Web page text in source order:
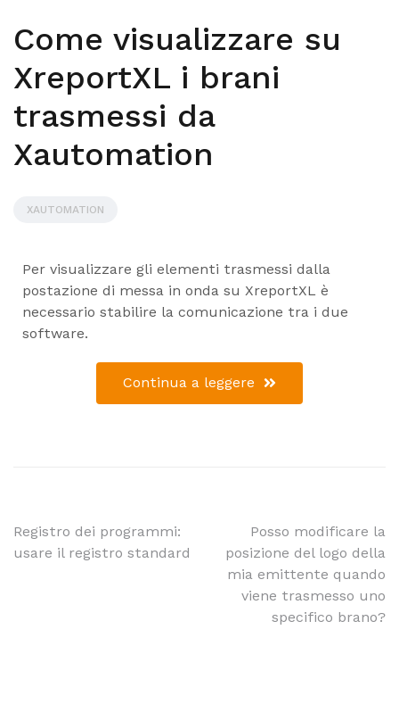
Come visualizzare su
XreportXL i brani
trasmessi da
Xautomation
XAUTOMATION
Per visualizzare gli elementi trasmessi dalla
postazione di messa in onda su XreportXL è
necessario stabilire la comunicazione tra i due
software.
Continua a leggere
Registro dei programmi:
usare il registro standard
Posso modificare la
posizione del logo della
mia emittente quando
viene trasmesso uno
specifico brano?